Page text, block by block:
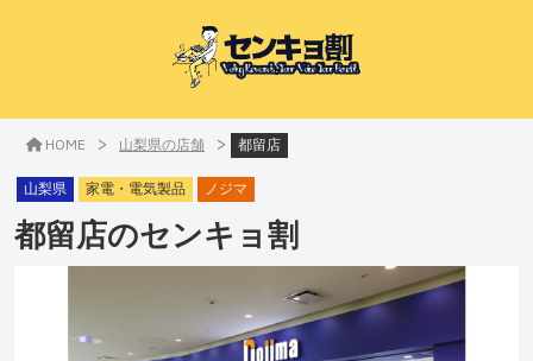
HOME > 山梨県の店舗 > 都留店
山梨県 家電・電気製品 ノジマ
都留店のセンキョ割